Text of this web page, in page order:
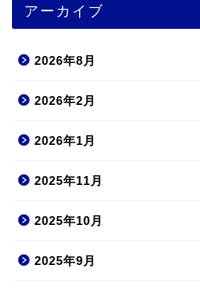
アーカイブ
2026年8月
2026年2月
2026年1月
2025年11月
2025年10月
2025年9月